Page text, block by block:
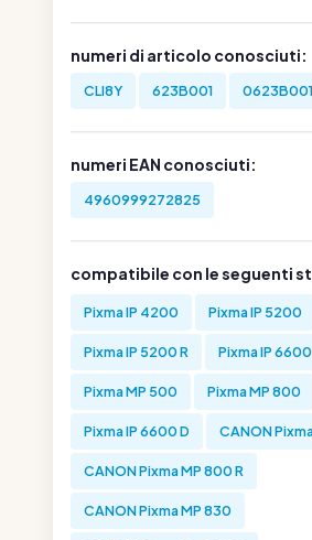
numeri di articolo conosciuti:
CLI8Y 623B001 0623B001
numeri EAN conosciuti:
4960999272825
compatibile con le seguenti
Pixma IP 4200 Pixma IP 5200
Pixma IP 5200 R Pixma IP 6600
Pixma MP 500 Pixma MP 800
Pixma IP 6600 D CANON
CANON Pixma MP 800 R
CANON Pixma MP 830